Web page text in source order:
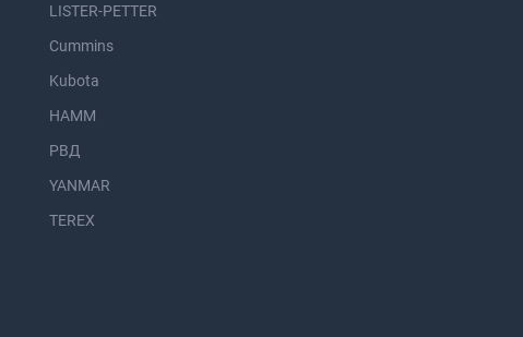
LISTER-PETTER
Cummins
Kubota
HAMM
РВД
YANMAR
TEREX